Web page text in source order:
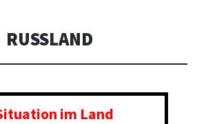
RUSSLAND
im Land